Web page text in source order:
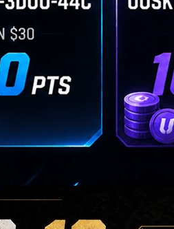
que vale la pena comprar